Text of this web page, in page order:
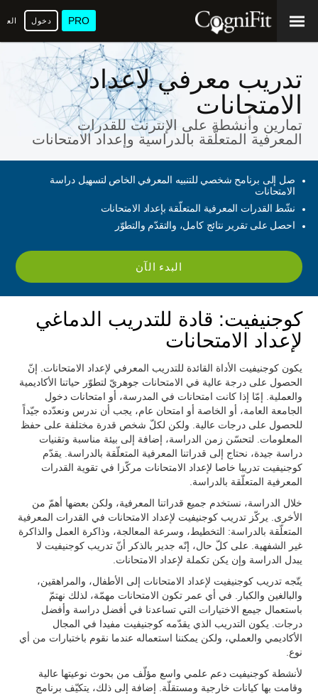
PRO دخول
تدريب معرفي لاعداد
الامتحانات
تمارين وأنشطة على الإنترنت للقدرات
المعرفية المتعلّقة بالدراسية وإعداد الامتحانات
صل إلى برنامح شخصي للتنبيه المعرفي الخاص لتسهيل دراسة
الامتحانات
نشّط القدرات المعرفية المتعلّقة بإعداد الامتحانات
احصل على تقرير نتائج كامل، والتقدّم والتطوّر
البدء الآن
كوجنيفيت: قادة للتدريب الدماغي
لإعداد الامتحانات
يكون كوجنيفيت الأداة القائدة للتدريب المعرفي لإعداد الامتحانات. إنّ
الحصول على درجة عالية في الامتحانات جوهريّ لتطوّر حياتنا الأكاديمية
والعملية. إمّا إذا كانت امتحانات في المدرسة، أو امتحانات دخول
الجامعة العامة، أو الخاصة أو امتحان عام، يجب أن ندرس ونعدّده جيّداً
للحصول على درجات عالية. ولكن لكلّ شخص قدرة مختلفة على حفظ
المعلومات. لتحسّن زمن الدراسة، إضافة إلى بيئة مناسبة وتقنيات
دراسة جيدة، نحتاج إلى قدراتنا المعرفية المتعلّقة بالدراسة. يقدّم
كوجنيفيت تدريبا خاصا لإعداد الامتحانات مركّزا في تقوية القدرات
المعرفية المتعلّقة بالدراسة.
خلال الدراسة، نستخدم جميع قدراتنا المعرفية، ولكن بعضها أهمّ من
الأخرى. يركّز تدريب كوجنيفيت لإعداد الامتحانات في القدرات المعرفية
المتعلّقة بالدراسة: التخطيط، وسرعة المعالجة، وذاكرة العمل والذاكرة
غير الشفهية. على كلّ حال، إنّه جدير بالذكر أنّ تدريب كوجنيفيت لا
يبدل الدراسة وإن يكن تكملة لإعداد الامتحانات.
يتّجه تدريب كوجنيفيت لإعداد الامتحانات إلى الأطفال، والمراهقين،
والبالغين والكبار. في أي عمر تكون الامتحانات مهمّة، لذلك نهتمّ
باستعمال جيمع الاختيارات التي تساعدنا في أفضل دراسة وأفضل
درجات. يكون التدريب الذي يقدّمه كوجنيفيت مفيدا في المجال
الأكاديمي والعملي، ولكن يمكننا استعماله عندما نقوم باختبارات من أي
نوع.
لأنشطة كوجنيفيت دعم علمي واسع مؤلّف من بحوث نوعيتها عالية
وقامت بها كيانات خارجية ومستقلّة. إضافة إلى ذلك، يتكيّف برنامج